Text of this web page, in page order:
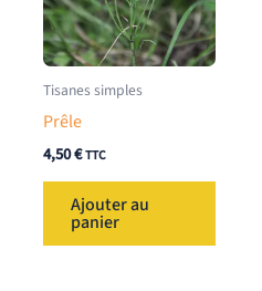
Tisanes simples
Prêle
4,50€TTC
Ajouter au
panier